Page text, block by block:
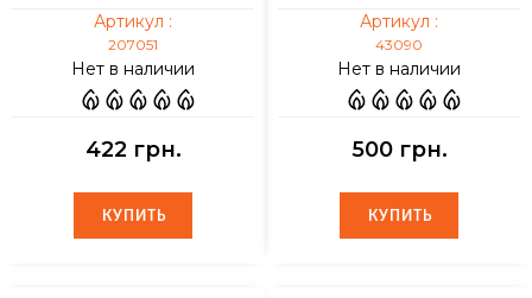
Артикул :
207051
Нет в наличии
422 грн.
КУПИТЬ
КУПИТЬ
Артикул :
43090
Нет в наличии
500 грн.
КУПИТЬ
КУПИТЬ